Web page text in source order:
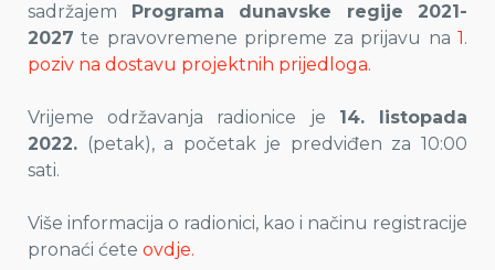
sadržajem Programa dunavske regije 2021-
2027 te pravovremene pripreme za prijavu na 1.
poziv na dostavu projektnih prijedloga.
Vrijeme održavanja radionice je 14. listopada
2022. (petak), a početak je predviđen za 10:00
sati.
Više informacija o radionici, kao i načinu registracije
pronaći ćete ovdje.